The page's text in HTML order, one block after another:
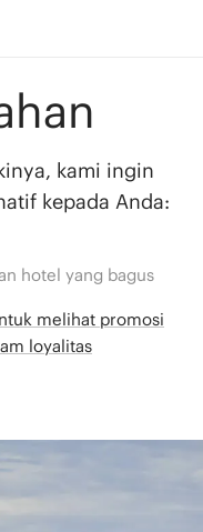
kami ingin
kepada Anda:
hotel yang bagus
melihat promosi
loyalitas